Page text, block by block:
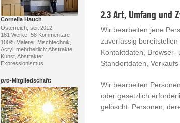
Cornelia Hauch
Österreich, seit 2012
181 Werke, 58 Kommentare
100% Malerei; Mischtechnik,
Acryl; mehrheitlich: Abstrakte
Kunst, Abstrakter
Expressionismus
pro-Mitgliedschaft:
2.3 Art, Umfang und
Wir bearbeiten jene
zuverlässig
Kontaktdaten, Browser-
Standortdaten,
Wir bearbeiten
oder gesetzlich
gelöscht. Personen,